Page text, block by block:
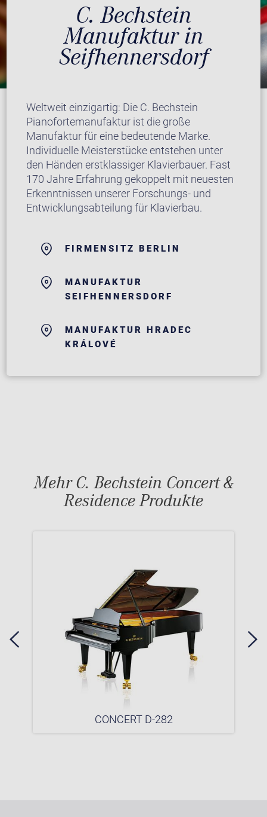
C. Bechstein
Manufaktur in
Seifhennersdorf
Weltweit einzigartig: Die C. Bechstein
Pianofortemanufaktur ist die große
Manufaktur für eine bedeutende Marke.
Individuelle Meisterstücke entstehen unter
den Händen erstklassiger Klavierbauer. Fast
170 Jahre Erfahrung gekoppelt mit neuesten
Erkenntnissen unserer Forschungs- und
Entwicklungsabteilung für Klavierbau.
FIRMENSITZ BERLIN
MANUFAKTUR
SEIFHENNERSDORF
MANUFAKTUR HRADEC
KRÁLOVÉ
Mehr C. Bechstein Concert &
Residence Produkte
CONCERT D-282